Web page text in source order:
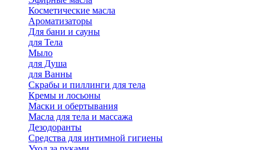
Косметические масла
Ароматизаторы
Для бани и сауны
для Тела
Мыло
для Душа
для Ванны
Скрабы и пиллинги для тела
Кремы и лосьоны
Маски и обертывания
Масла для тела и массажа
Дезодоранты
Средства для интимной гигиены